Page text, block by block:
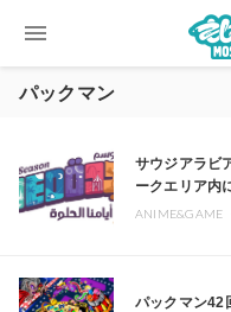
menu
パックマン
サウジアラビ
ークエリア内
ANIME&GAME
パックマン42